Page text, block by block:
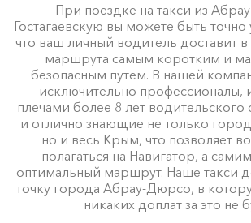
При поездке на такси из
Гостагаевскую вы можете быть
что ваш личный водитель доставит
маршрута самым коротким и
безопасным путем. В нашей
исключительно
плечами более 8 лет
и отлично знающие не только город
но и весь Крым, что позволяет
полагаться на Навигатор, а
оптимальный маршрут. Наше такси
точку города Абрау-Дюрсо, в
никаких доплат за это не